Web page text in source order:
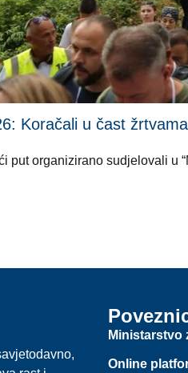
Koračali u čast
organizirano sudjelovali u
Ministarstvo
Online